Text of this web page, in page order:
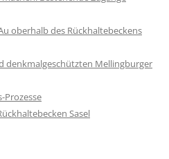
oberhalb des Rückhalte­beckens
denkmalgeschützten Mellingburger
Prozesse
Sasel